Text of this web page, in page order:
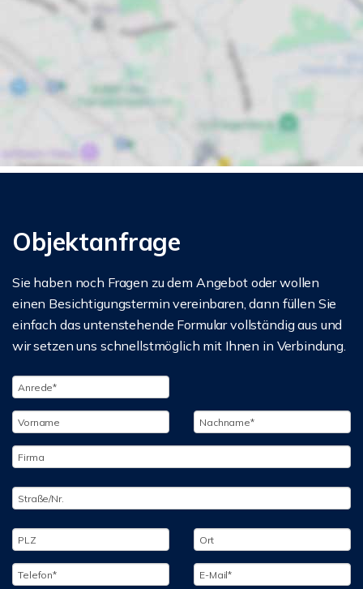
Objektanfrage
Sie haben noch Fragen zu dem Angebot oder wollen
einen Besichtigungstermin vereinbaren, dann füllen Sie
einfach das untenstehende Formular vollständig aus und
wir setzen uns schnellstmöglich mit Ihnen in Verbindung.